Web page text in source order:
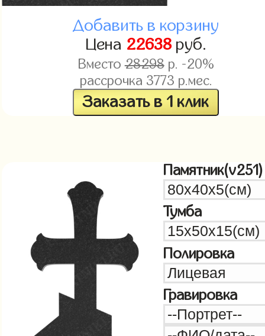
Добавить в корзину
Цена 22638руб.
Вместо28298р. -20%
рассрочка 3773 р.мес.
Заказать в 1 клик
Памятник(v251)
Тумба
Полировка
Гравировка